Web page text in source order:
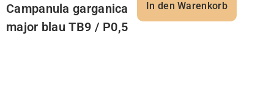
Campanula garganica
major blau TB9 / P0,5
In den Warenkorb